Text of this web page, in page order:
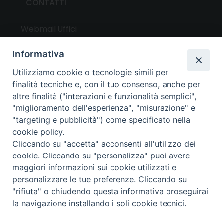
UTILITY
News
Altri articoli
Notizie nazionali
Download
Amministrazione Trasparente
Privacy e cookie policy
Informativa
Utilizziamo cookie o tecnologie simili per
finalità tecniche e, con il tuo consenso, anche per
altre finalità ("interazioni e funzionalità semplici",
"miglioramento dell'esperienza", "misurazione" e
"targeting e pubblicità") come specificato nella
cookie policy.
Cliccando su "accetta" acconsenti all'utilizzo dei
cookie. Cliccando su "personalizza" puoi avere
maggiori informazioni sui cookie utilizzati e
personalizzare le tue preferenze. Cliccando su
"rifiuta" o chiudendo questa informativa proseguirai
la navigazione installando i soli cookie tecnici.